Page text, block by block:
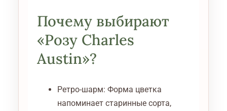
Почему выбирают
«Розу Charles
Austin»?
Ретро-шарм: Форма цветка
напоминает старинные сорта,